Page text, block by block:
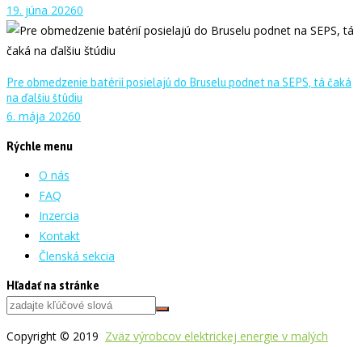
19. júna 20260
Pre obmedzenie batérií posielajú do Bruselu podnet na SEPS, tá čaká
na ďalšiu štúdiu
6. mája 20260
Rýchle menu
O nás
FAQ
Inzercia
Kontakt
Členská sekcia
Hľadať na stránke
Copyright © 2019 Zväz výrobcov elektrickej energie v malých